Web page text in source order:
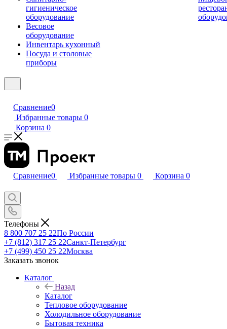
гигиеническое
оборудование
Весовое
оборудование
Инвентарь кухонный
Посуда и столовые
приборы
Сравнение0
Избранные товары 0
Корзина 0
Сравнение0 Избранные товары 0 Корзина 0
Телефоны
8 800 707 25 22По России
+7 (812) 317 25 22Санкт-Петербург
+7 (499) 450 25 22Москва
Заказать звонок
Каталог
Назад
Каталог
Тепловое оборудование
Холодильное оборудование
Бытовая техника